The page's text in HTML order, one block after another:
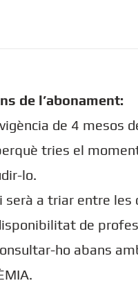
de l’abonament:
de 4 mesos
tries el
lo.
serà a triar entre les
de
ho abans